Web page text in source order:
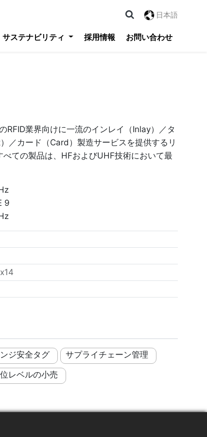
サステナビリティ 採用情報 お問い合わせ
日本語
RFID業界向けに一流のインレイ（Inlay）／タ
／カード（Card）製造サービスを提供するリ
ての製品は、HFおよびUHF技術において最
9
ジ安全タグ サプライチェーン管理
レベルの小売